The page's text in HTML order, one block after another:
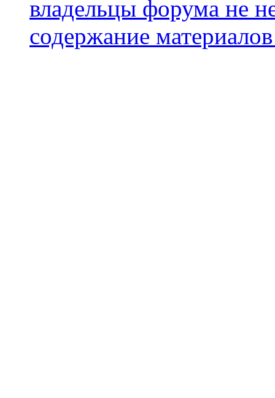
владельцы форума не
содержание